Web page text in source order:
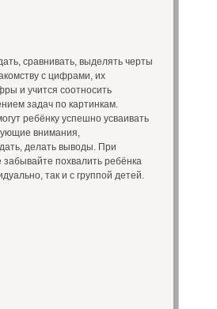
сравнивать, выделять черты
с цифрами, их
и учится соотносить
задач по картинкам.
ребёнку успешно усваивать
внимания,
делать выводы. При
похвалить ребёнка
так и с группой детей.